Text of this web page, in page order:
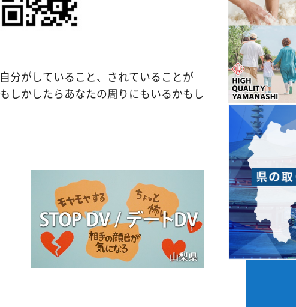
分がしていること、されていることが
しかしたらあなたの周りにもいるかもし